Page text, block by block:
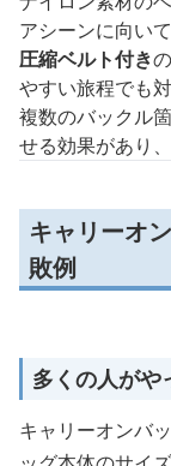
アシーンに向い
圧縮ベルト付き
やすい旅程でも
複数のバックル
せる効果があり
キャリーオ
敗例
多くの人がや
キャリーオンバ